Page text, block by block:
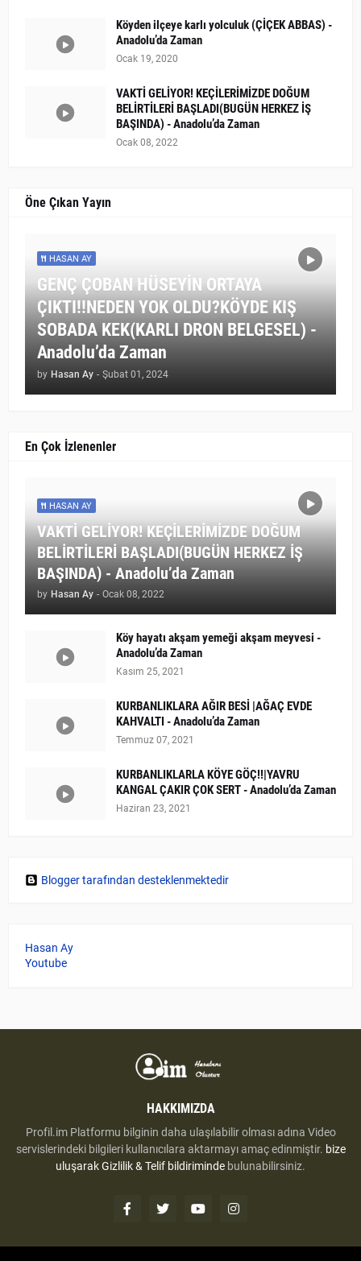
Köyden ilçeye karlı yolculuk (ÇİÇEK ABBAS) -
Anadolu’da Zaman
Ocak 19, 2020
VAKTİ GELİYOR! KEÇİLERİMİZDE DOĞUM
BELİRTİLERİ BAŞLADI(BUGÜN HERKEZ İŞ
BAŞINDA) - Anadolu’da Zaman
Ocak 08, 2022
Öne Çıkan Yayın
HASAN AY
GENÇ ÇOBAN HÜSEYİN ORTAYA
ÇIKTI!!NEDEN YOK OLDU?KÖYDE KIŞ
SOBADA KEK(KARLI DRON BELGESEL) -
Anadolu’da Zaman
by Hasan Ay - Şubat 01, 2024
En Çok İzlenenler
HASAN AY
VAKTİ GELİYOR! KEÇİLERİMİZDE DOĞUM
BELİRTİLERİ BAŞLADI(BUGÜN HERKEZ İŞ
BAŞINDA) - Anadolu’da Zaman
by Hasan Ay - Ocak 08, 2022
Köy hayatı akşam yemeği akşam meyvesi -
Anadolu’da Zaman
Kasım 25, 2021
KURBANLIKLARA AĞIR BESİ |AĞAÇ EVDE
KAHVALTI - Anadolu’da Zaman
Temmuz 07, 2021
KURBANLIKLARLA KÖYE GÖÇ!!|YAVRU
KANGAL ÇAKIR ÇOK SERT - Anadolu’da Zaman
Haziran 23, 2021
Blogger tarafından desteklenmektedir
Hasan Ay
Youtube
HAKKIMIZDA
Profil.im Platformu bilginin daha ulaşılabilir olması adına Video
servislerindeki bilgileri kullanıcılara aktarmayı amaç edinmiştir. bize
uluşarakGizlilik & Telif bildiriminde bulunabilirsiniz.